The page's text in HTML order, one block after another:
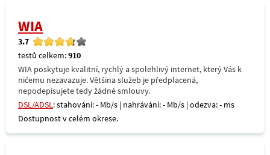
WIA
3.7
testů celkem:910
WIA poskytuje kvalitní, rychlý a spolehlivý internet, který Vás k
ničemu nezavazuje. Většina služeb je předplacená,
nepodepisujete tedy žádné smlouvy.
DSL/ADSL: stahování: - Mb/s | nahrávání: - Mb/s | odezva: - ms
Dostupnost v celém okrese.